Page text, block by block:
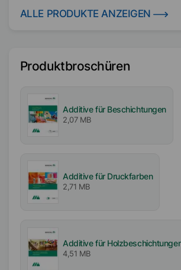
ALLE PRODUKTE ANZEIGEN
Produktbroschüren
Additive für Beschichtungen
2,07 MB
Additive für Druckfarben
2,71 MB
Additive für
4,51 MB